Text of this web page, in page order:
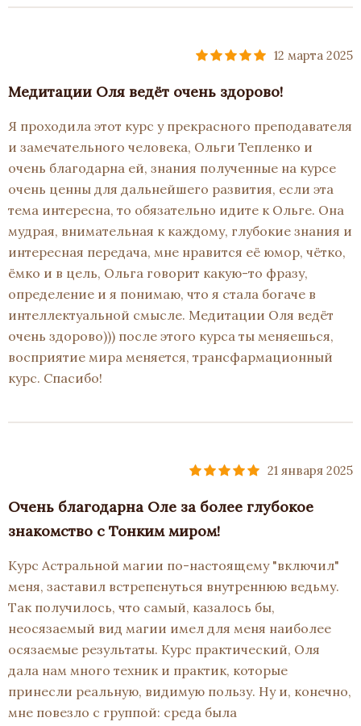
12 марта 2025
Медитации Оля ведёт очень здорово!
Я проходила этот курс у прекрасного преподавателя
и замечательного человека, Ольги Тепленко и
очень благодарна ей, знания полученные на курсе
очень ценны для дальнейшего развития, если эта
тема интересна, то обязательно идите к Ольге. Она
мудрая, внимательная к каждому, глубокие знания и
интересная передача, мне нравится её юмор, чётко,
ёмко и в цель, Ольга говорит какую-то фразу,
определение и я понимаю, что я стала богаче в
интеллектуальной смысле. Медитации Оля ведёт
очень здорово))) после этого курса ты меняешься,
восприятие мира меняется, трансфармационный
курс. Спасибо!
21 января 2025
Очень благодарна Оле за более глубокое
знакомство с Тонким миром!
Курс Астральной магии по-настоящему "включил"
меня, заставил встрепенуться внутреннюю ведьму.
Так получилось, что самый, казалось бы,
неосязаемый вид магии имел для меня наиболее
осязаемые результаты. Курс практический, Оля
дала нам много техник и практик, которые
принесли реальную, видимую пользу. Ну и, конечно,
мне повезло с группой: среда была